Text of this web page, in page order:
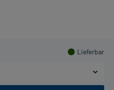
Lieferbar